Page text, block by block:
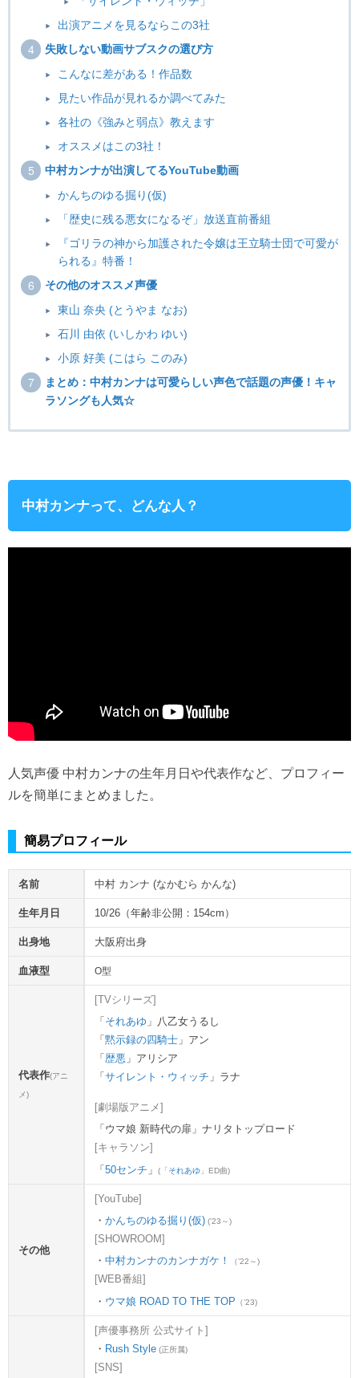
出演アニメを見るならこの3社
失敗しない動画サブスクの選び方
こんなに差がある！作品数
見たい作品が見れるか調べてみた
各社の《強みと弱点》教えます
オススメはこの3社！
中村カンナが出演してるYouTube動画
かんちのゆる掘り(仮)
「歴史に残る悪女になるぞ」放送直前番組
『ゴリラの神から加護された令嬢は王立騎士団で可愛が
られる』特番！
その他のオススメ声優
東山 奈央 (とうやま なお)
石川 由依 (いしかわ ゆい)
小原 好美 (こはら このみ)
まとめ：中村カンナは可愛らしい声色で話題の声優！キャ
ラソングも人気☆
中村カンナって、どんな人？
人気声優 中村カンナの生年月日や代表作など、プロフィー
ルを簡単にまとめました。
簡易プロフィール
名前 中村 カンナ (なかむら かんな)
生年月日 10/26（年齢非公開：154cm）
出身地 大阪府出身
血液型 O型
代表作(アニ
メ)
[TVシリーズ]
それあゆ 」八乙女うるし
黙示録の四騎士 」アン
歴悪 」アリシア
サイレント・ウィッチ 」ラナ
[劇場版アニメ]
ウマ娘 新時代の扉」ナリタトップロード
[キャラソン]
50センチ 」 (「それあゆ 」ED曲)
その他
[YouTube]
かんちのゆる掘り(仮) (’23～)
[SHOWROOM]
中村カンナのカンナガケ！
（’22～)
[WEB番組]
ウマ娘 ROAD TO THE TOP （’23)
[声優事務所 公式サイト]
・ Rush Style (正所属)
[SNS]